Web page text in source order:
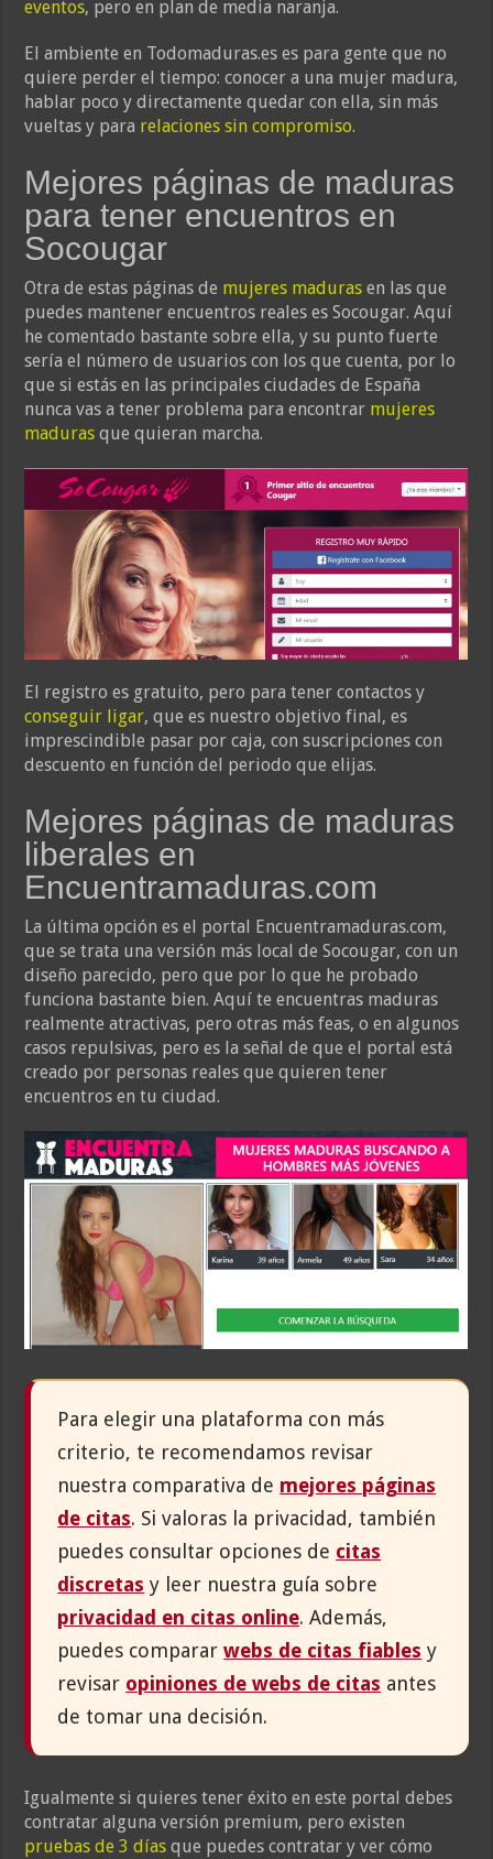
eventos, pero en plan de media naranja.
El ambiente en Todomaduras.es es para gente que no
quiere perder el tiempo: conocer a una mujer madura,
hablar poco y directamente quedar con ella, sin más
vueltas y para relaciones sin compromiso.
Mejores páginas de maduras
para tener encuentros en
Socougar
Otra de estas páginas de mujeres maduras en las que
puedes mantener encuentros reales es Socougar. Aquí
he comentado bastante sobre ella, y su punto fuerte
sería el número de usuarios con los que cuenta, por lo
que si estás en las principales ciudades de España
nunca vas a tener problema para encontrar mujeres
maduras que quieran marcha.
El registro es gratuito, pero para tener contactos y
conseguir ligar, que es nuestro objetivo final, es
imprescindible pasar por caja, con suscripciones con
descuento en función del periodo que elijas.
Mejores páginas de maduras
liberales en
Encuentramaduras.com
La última opción es el portal Encuentramaduras.com,
que se trata una versión más local de Socougar, con un
diseño parecido, pero que por lo que he probado
funciona bastante bien. Aquí te encuentras maduras
realmente atractivas, pero otras más feas, o en algunos
casos repulsivas, pero es la señal de que el portal está
creado por personas reales que quieren tener
encuentros en tu ciudad.
Para elegir una plataforma con más
criterio, te recomendamos revisar
nuestra comparativa de mejores páginas
de citas. Si valoras la privacidad, también
puedes consultar opciones de citas
discretas y leer nuestra guía sobre
privacidad en citas online. Además,
puedes compararwebs de citas fiables y
revisar opiniones de webs de citas antes
de tomar una decisión.
Igualmente si quieres tener éxito en este portal debes
contratar alguna versión premium, pero existen
pruebas de 3 días que puedes contratar y ver cómo